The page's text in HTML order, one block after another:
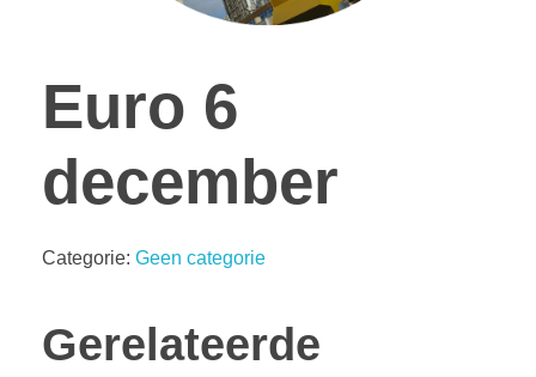
Euro 6
december
Categorie: Geen categorie
Gerelateerde